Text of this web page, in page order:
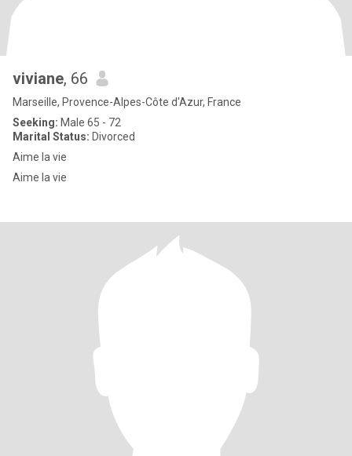
viviane, 66
Marseille, Provence-Alpes-Côte d'Azur, France
Seeking: Male 65 - 72
Marital Status: Divorced
Aime la vie
Aime la vie